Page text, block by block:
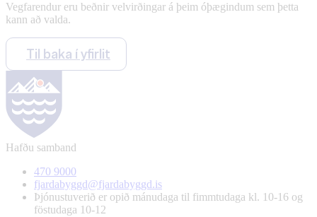
Vegfarendur eru beðnir velvirðingar á þeim óþægindum sem þetta
kann að valda.
Til baka í yfirlit
Hafðu samband
470 9000
fjardabyggd@fjardabyggd.is
Þjónustuverið er opið mánudaga til fimmtudaga kl. 10-16 og
föstudaga 10-12